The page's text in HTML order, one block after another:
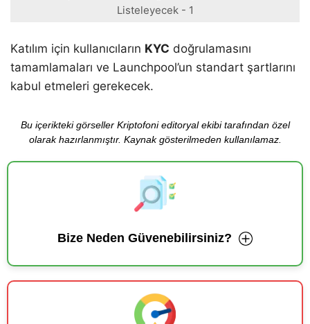
Listeleyecek - 1
Katılım için kullanıcıların KYC doğrulamasını
tamamlamaları ve Launchpool’un standart şartlarını
kabul etmeleri gerekecek.
Bu içerikteki görseller Kriptofoni editoryal ekibi tarafından özel
olarak hazırlanmıştır. Kaynak gösterilmeden kullanılamaz.
Bize Neden Güvenebilirsiniz?